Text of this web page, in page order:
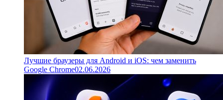
Лучшие браузеры для Android и iOS: чем заменить
Google Chrome02.06.2026